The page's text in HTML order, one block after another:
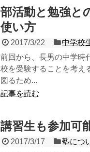
部活動と勉強と
使い方
2017/3/22 中学校
前回から、長男の中学
校を受験することを考え
図るため...
記事を読む
講習生も参加可
2017/3/17 塾につ